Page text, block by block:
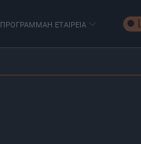
ΠΡΟΓΡΑΜΜΑΗ ΕΤΑΙΡΕΙΑ